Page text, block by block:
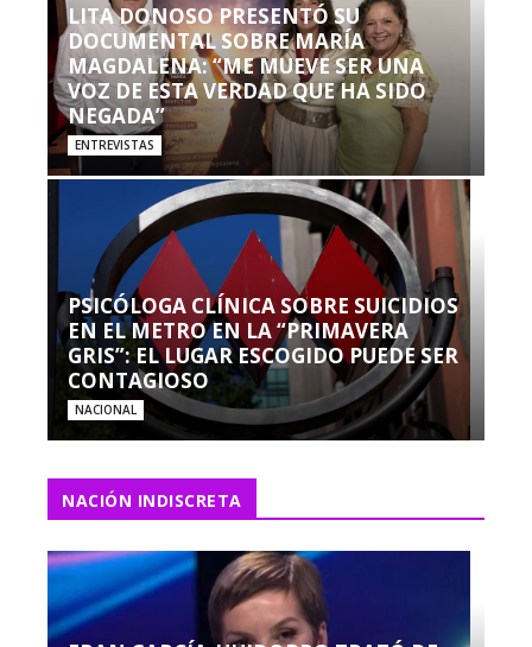
LITA DONOSO PRESENTÓ SU
DOCUMENTAL SOBRE MARÍA
MAGDALENA: “ME MUEVE SER UNA
VOZ DE ESTA VERDAD QUE HA SIDO
NEGADA”
ENTREVISTAS
PSICÓLOGA CLÍNICA SOBRE SUICIDIOS
EN EL METRO EN LA “PRIMAVERA
GRIS”: EL LUGAR ESCOGIDO PUEDE SER
CONTAGIOSO
NACIONAL
NACIÓN INDISCRETA